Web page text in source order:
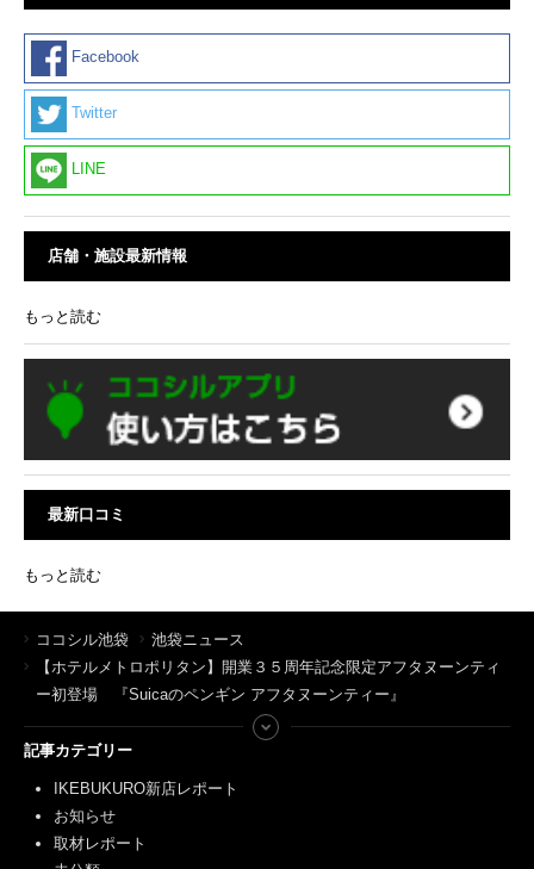
Facebook
Twitter
LINE
店舗・施設最新情報
もっと読む
最新口コミ
もっと読む
ココシル池袋
池袋ニュース
【ホテルメトロポリタン】開業３５周年記念限定アフタヌーンティ
ー初登場 『Suicaのペンギン アフタヌーンティー』
記事カテゴリー
IKEBUKURO新店レポート
お知らせ
取材レポート